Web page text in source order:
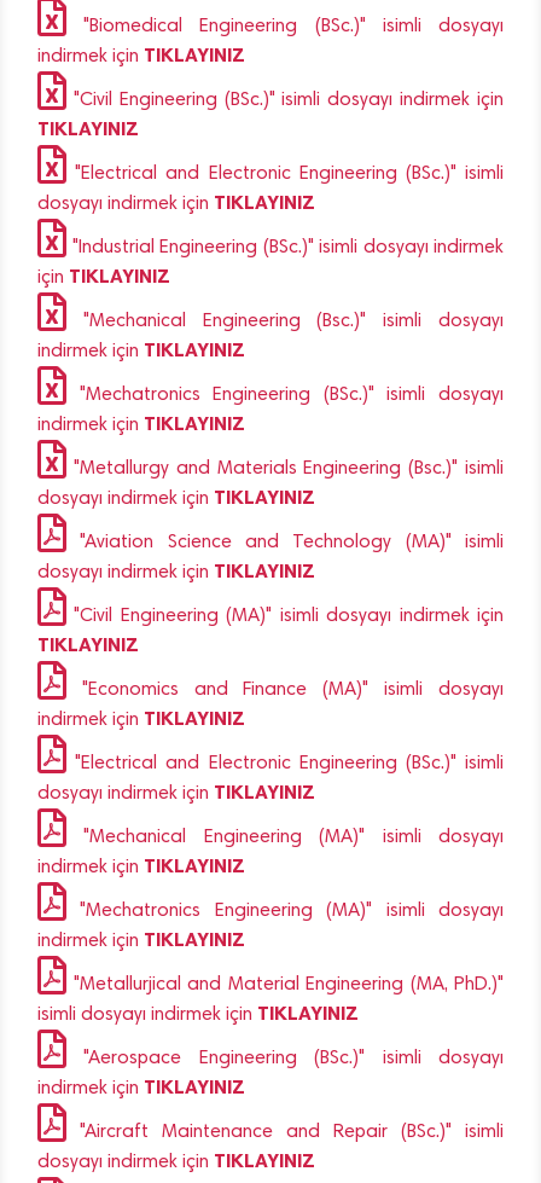
"Biomedical Engineering (BSc.)" isimli dosyayı
indirmek için TIKLAYINIZ
"Civil Engineering (BSc.)" isimli dosyayı indirmek için
TIKLAYINIZ
"Electrical and Electronic Engineering (BSc.)" isimli
dosyayı indirmek için TIKLAYINIZ
"Industrial Engineering (BSc.)" isimli dosyayı indirmek
için TIKLAYINIZ
"Mechanical Engineering (Bsc.)" isimli dosyayı
indirmek için TIKLAYINIZ
"Mechatronics Engineering (BSc.)" isimli dosyayı
indirmek için TIKLAYINIZ
"Metallurgy and Materials Engineering (Bsc.)" isimli
dosyayı indirmek için TIKLAYINIZ
"Aviation Science and Technology (MA)" isimli
dosyayı indirmek için TIKLAYINIZ
"Civil Engineering (MA)" isimli dosyayı indirmek için
TIKLAYINIZ
"Economics and Finance (MA)" isimli dosyayı
indirmek için TIKLAYINIZ
"Electrical and Electronic Engineering (BSc.)" isimli
dosyayı indirmek için TIKLAYINIZ
"Mechanical Engineering (MA)" isimli dosyayı
indirmek için TIKLAYINIZ
"Mechatronics Engineering (MA)" isimli dosyayı
indirmek için TIKLAYINIZ
"Metallurjical and Material Engineering (MA, PhD.)"
isimli dosyayı indirmek için TIKLAYINIZ
"Aerospace Engineering (BSc.)" isimli dosyayı
indirmek için TIKLAYINIZ
"Aircraft Maintenance and Repair (BSc.)" isimli
dosyayı indirmek için TIKLAYINIZ